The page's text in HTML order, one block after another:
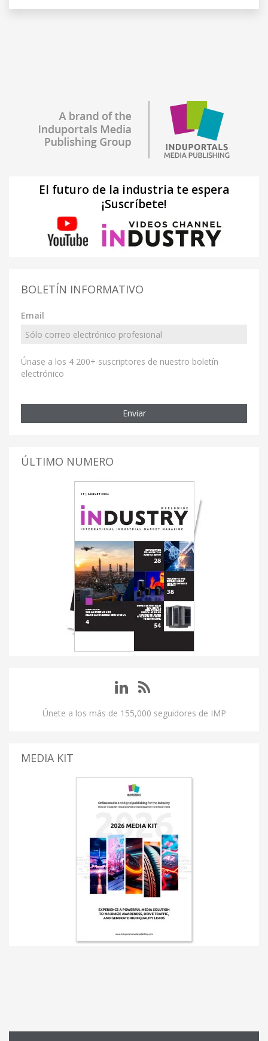
El futuro de la industria te espera
¡Suscríbete!
BOLETÍN INFORMATIVO
Email
Únase a los 4 200+ suscriptores de nuestro boletín
electrónico
Enviar
ÚLTIMO NUMERO
Únete a los más de 155,000 seguidores de IMP
MEDIA KIT